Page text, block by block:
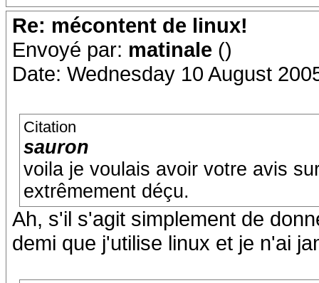
Re: mécontent de linux!
Envoyé par: matinale ()
Date: Wednesday 10 August
Citation
sauron
voila je voulais avoir votre avis
extrêmement déçu.
Ah, s'il s'agit simplement de
demi que j'utilise linux et je n'ai